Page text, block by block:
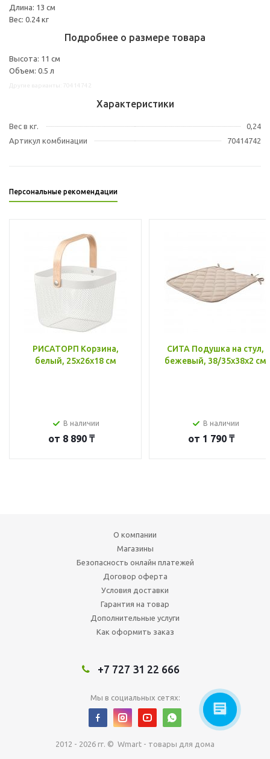
Длина: 13 см
Вес: 0.24 кг
Подробнее о размере товара
Высота: 11 см
Объем: 0.5 л
Характеристики
Вес в кг.
0,24
Артикул комбинации
70414742
Персональные рекомендации
РИСАТОРП Корзина,
белый, 25x26x18 см
В наличии
от 8 890 ₸
СИТА Подушка на стул,
бежевый, 38/35x38x2 см
В наличии
от 1 790 ₸
О компании
Магазины
Безопасность онлайн платежей
Договор оферта
Условия доставки
Гарантия на товар
Дополнительные услуги
Как оформить заказ
+7 727 31 22 666
Мы в социальных сетях:
2012 - 2026 гг. © Wmart - товары для дома